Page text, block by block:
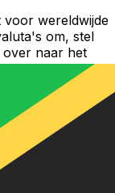
voor wereldwijde
om, stel
over naar het